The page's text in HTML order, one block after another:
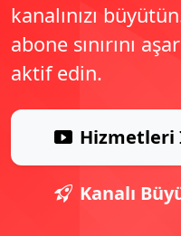
kanalınızı
abone sınırını
aktif edin.
Hizmetleri
Kanalı